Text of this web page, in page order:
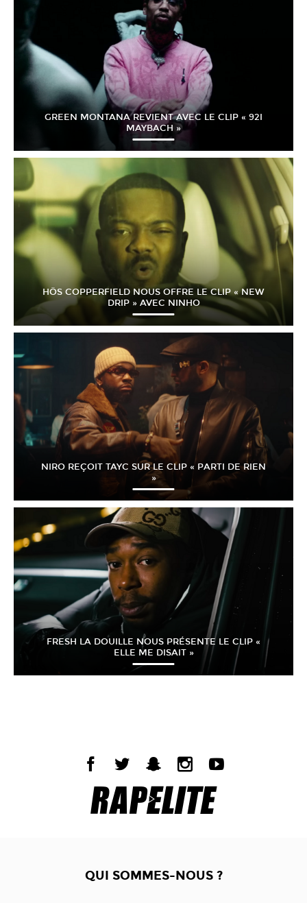
GREEN MONTANA REVIENT AVEC LE CLIP « 92I
MAYBACH »
HÖS COPPERFIELD NOUS OFFRE LE CLIP « NEW
DRIP » AVEC NINHO
NIRO REÇOIT TAYC SUR LE CLIP « PARTI DE RIEN
»
FRESH LA DOUILLE NOUS PRÉSENTE LE CLIP «
ELLE ME DISAIT »
QUI SOMMES-NOUS ?